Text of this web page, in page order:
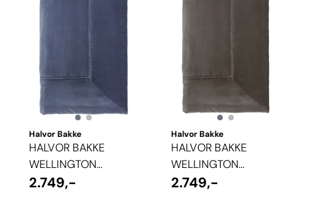
Halvor Bakke
HALVOR BAKKE
WELLINGTON
SENGETEPPE -
2.749,-
Halvor Bakke
HALVOR BAKKE
WELLINGTON
SENGETEPPE - PLUM
2.749,-